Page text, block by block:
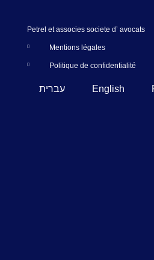
Petrel et associes societe d’ avocats
Mentions légales
Politique de confidentialité
עברית English